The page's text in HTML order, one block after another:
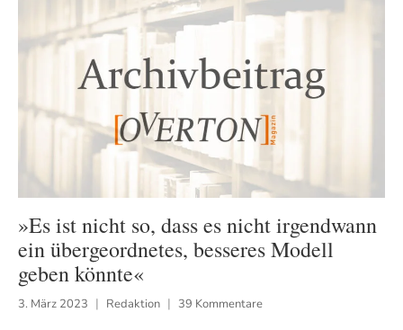
»Es ist nicht so, dass es nicht irgendwann
ein übergeordnetes, besseres Modell
geben könnte«
3. März 2023 Redaktion 39 Kommentare